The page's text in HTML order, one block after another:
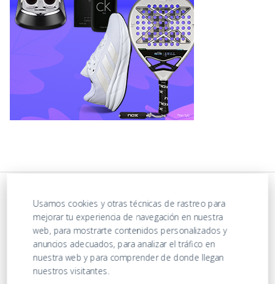
https://ofertasenjuguetes.com/privacy-policy/
Usamos cookies y otras técnicas de rastreo para
mejorar tu experiencia de navegación en nuestra
web, para mostrarte contenidos personalizados y
anuncios adecuados, para analizar el tráfico en
nuestra web y para comprender de donde llegan
nuestros visitantes.